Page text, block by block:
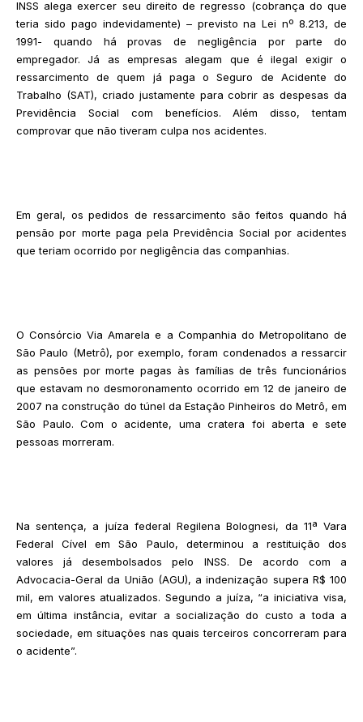
INSS alega exercer seu direito de regresso (cobrança do que
teria sido pago indevidamente) – previsto na Lei nº 8.213, de
1991- quando há provas de negligência por parte do
empregador. Já as empresas alegam que é ilegal exigir o
ressarcimento de quem já paga o Seguro de Acidente do
Trabalho (SAT), criado justamente para cobrir as despesas da
Previdência Social com benefícios. Além disso, tentam
comprovar que não tiveram culpa nos acidentes.
Em geral, os pedidos de ressarcimento são feitos quando há
pensão por morte paga pela Previdência Social por acidentes
que teriam ocorrido por negligência das companhias.
O Consórcio Via Amarela e a Companhia do Metropolitano de
São Paulo (Metrô), por exemplo, foram condenados a ressarcir
as pensões por morte pagas às famílias de três funcionários
que estavam no desmoronamento ocorrido em 12 de janeiro de
2007 na construção do túnel da Estação Pinheiros do Metrô, em
São Paulo. Com o acidente, uma cratera foi aberta e sete
pessoas morreram.
Na sentença, a juíza federal Regilena Bolognesi, da 11ª Vara
Federal Cível em São Paulo, determinou a restituição dos
valores já desembolsados pelo INSS. De acordo com a
Advocacia-Geral da União (AGU), a indenização supera R$ 100
mil, em valores atualizados. Segundo a juíza, “a iniciativa visa,
em última instância, evitar a socialização do custo a toda a
sociedade, em situações nas quais terceiros concorreram para
o acidente”.